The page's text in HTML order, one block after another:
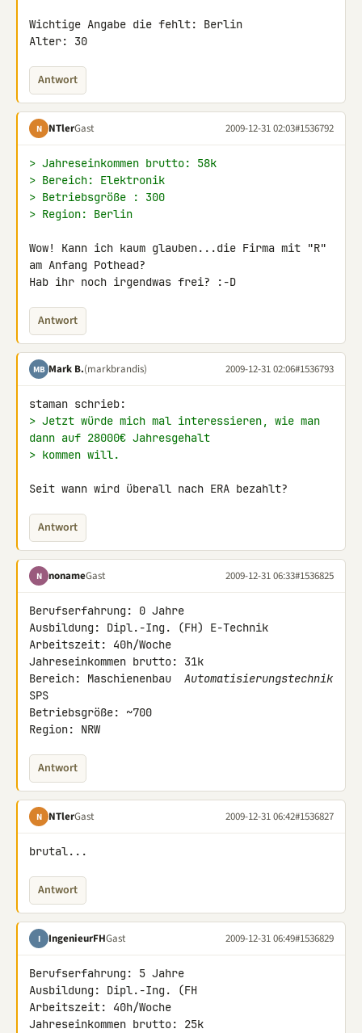
Wichtige Angabe die fehlt: Berlin
Alter: 30
Antwort
N NTlerGast 2009-12-31 02:03#1536792
> Jahreseinkommen brutto: 58k
> Bereich: Elektronik
> Betriebsgröße : 300
> Region: Berlin
Wow! Kann ich kaum glauben...die Firma mit "R"
am Anfang Pothead?
Hab ihr noch irgendwas frei? :-D
Antwort
MB Mark B.(markbrandis) 2009-12-31 02:06#1536793
> Jetzt würde mich mal interessieren, wie man
dann auf 28000€ Jahresgehalt
> kommen will.
Seit wann wird überall nach ERA bezahlt?
Antwort
N nonameGast 2009-12-31 06:33#1536825
Berufserfahrung: 0 Jahre
Ausbildung: Dipl.-Ing. (FH) E-Technik
Arbeitszeit: 40h/Woche
Jahreseinkommen brutto: 31k
Bereich: Maschienenbau
SPS
Betriebsgröße: ~700
Region: NRW
Antwort
N NTlerGast 2009-12-31 06:42#1536827
brutal...
Antwort
I IngenieurFHGast 2009-12-31 06:49#1536829
Berufserfahrung: 5 Jahre
Ausbildung: Dipl.-Ing. (FH
Arbeitszeit: 40h/Woche
Jahreseinkommen brutto: 25k